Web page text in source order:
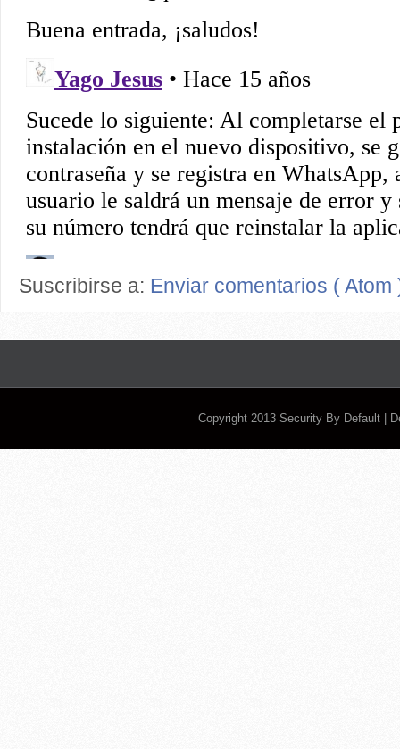
Suscribirse a: Enviar comentarios ( Atom
Copyright 2013 Security By Default |